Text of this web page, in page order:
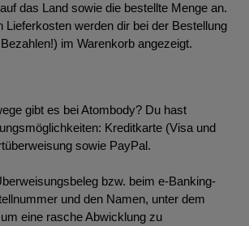
das Land sowie die bestellte Menge an.
Lieferkosten werden dir bei der Bestellung
im Warenkorb angezeigt.
gibt es bei Atombody? Du hast
Kreditkarte (Visa und
sowie PayPal.
bzw. beim e-Banking-
und den Namen, unter dem
eine rasche Abwicklung zu